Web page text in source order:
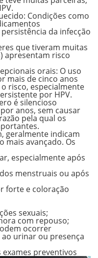
: Condições como
da infecção
que tiveram muitas
apresentam risco
orais: O uso
mais de cinco anos
risco, especialmente
por HPV.
é silencioso
anos, sem causar
pela qual os
geralmente indicam
mais avançado. Os
especialmente após
menstruais ou após
forte e coloração
sexuais;
com repouso;
ocorrer
urinar ou presença
preventivos